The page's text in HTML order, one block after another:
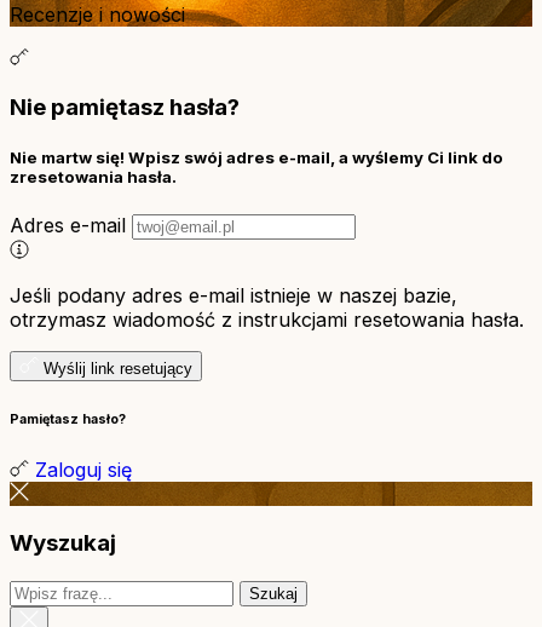
Recenzje i nowości
Nie pamiętasz hasła?
Nie martw się! Wpisz swój adres e-mail, a wyślemy Ci link do
zresetowania hasła.
Adres e-mail
Jeśli podany adres e-mail istnieje w naszej bazie,
otrzymasz wiadomość z instrukcjami resetowania hasła.
Wyślij link resetujący
Pamiętasz hasło?
Zaloguj się
Wyszukaj
Szukaj